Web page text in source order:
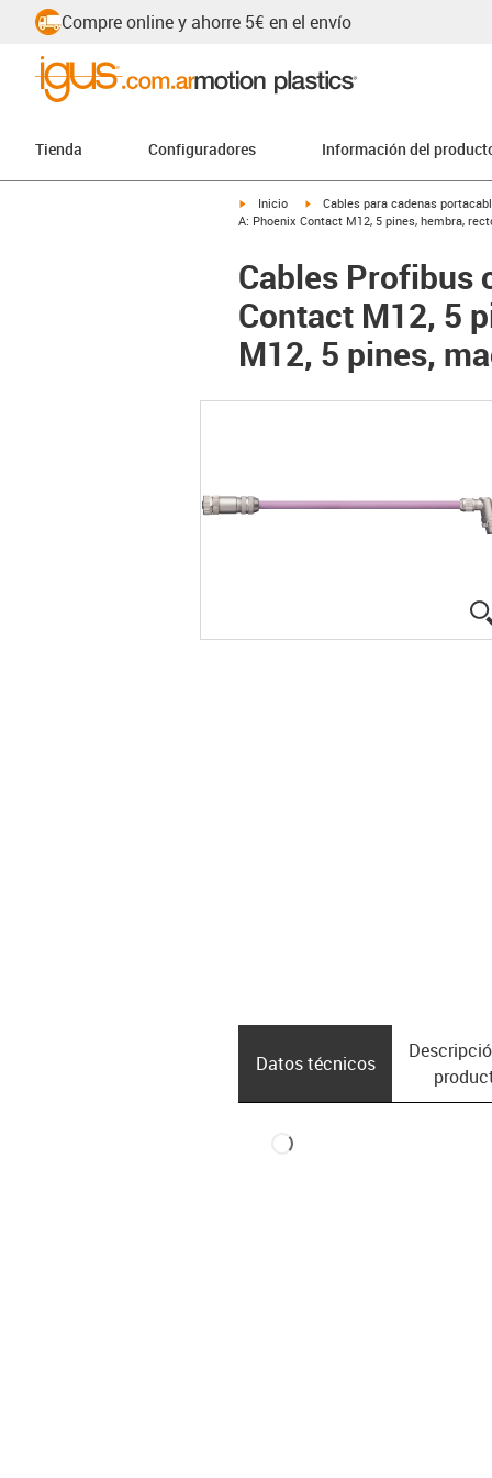
Compre online y ahorre 5€ en el envío
Tienda Configuradores Información del
igus-icon-arrow-right
Inicio igus-icon-arrow-right
Cables para cadenas
A: Phoenix Contact M12, 5 pines, hembra,
Cables Profibus
Contact M12, 5
M12, 5 pines,
Datos técnicos